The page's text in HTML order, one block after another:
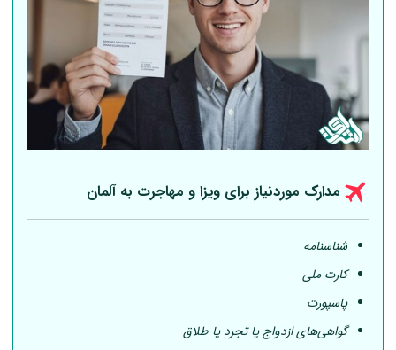
مدارک موردنیاز برای ویزا و مهاجرت بهآلمان
شناسنامه
کارت ملی
پاسپورت
گواهی‌های ازدواج یا تجرد یا طلاق